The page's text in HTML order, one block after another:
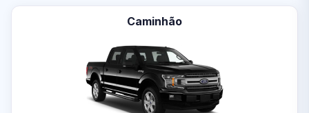
Caminhão